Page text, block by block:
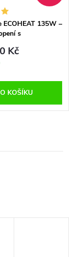
ECOHEAT 135W –
s
Kč
KOŠÍKU